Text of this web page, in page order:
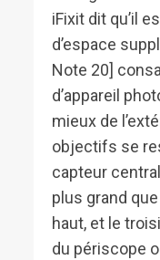
iFixit dit qu’il
d’espace
Note 20]
d’appareil
mieux de
objectifs se
capteur
plus grand
haut, et le
du périscope